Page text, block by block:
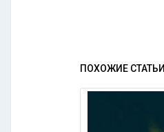
ПОХОЖИЕ СТАТЬИ